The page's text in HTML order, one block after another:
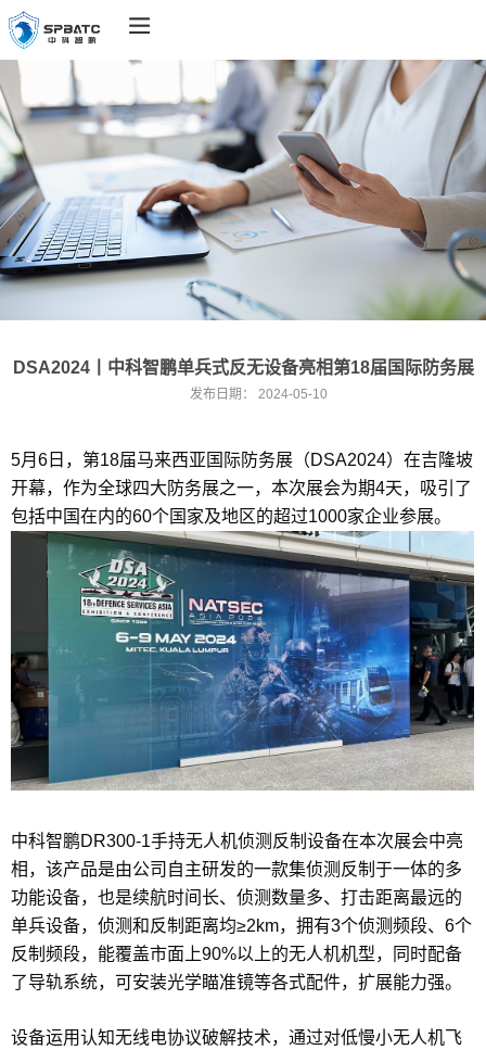
DSA2024丨中科智鹏单兵式反无设备亮相第18届国际防务展
发布日期： 2024-05-10
5月6日，第18届马来西亚国际防务展（DSA2024）在吉隆坡
开幕，作为全球四大防务展之一，本次展会为期4天，吸引了
包括中国在内的60个国家及地区的超过1000家企业参展。
中科智鹏DR300-1手持无人机侦测反制设备在本次展会中亮
相，该产品是由公司自主研发的一款集侦测反制于一体的多
功能设备，也是续航时间长、侦测数量多、打击距离最远的
单兵设备，侦测和反制距离均≥2km，拥有3个侦测频段、6个
反制频段，能覆盖市面上90%以上的无人机机型，同时配备
了导轨系统，可安装光学瞄准镜等各式配件，扩展能力强。
设备运用认知无线电协议破解技术，通过对低慢小无人机飞